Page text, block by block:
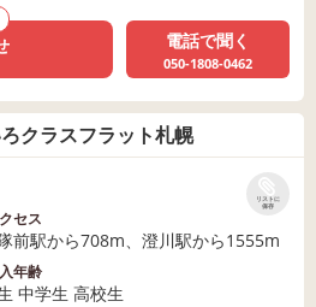
電話で聞く
050-1808-0462
クラスフラット札幌
リストに
保存
セス
前駅から708m、澄川駅から1555m
年齢
中学生 高校生